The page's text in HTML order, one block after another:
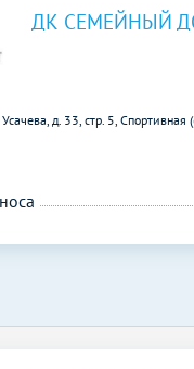
ДК СЕМЕЙНЫЙ
д. 33, стр. 5, Спортивная